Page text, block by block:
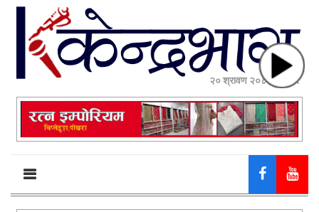
२० श्रावण २०८३, बुधबार